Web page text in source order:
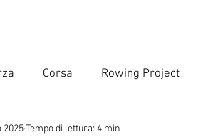
Corsa Rowing Project
Tecnica di corsa
2025Tempo di lettura: 4 min